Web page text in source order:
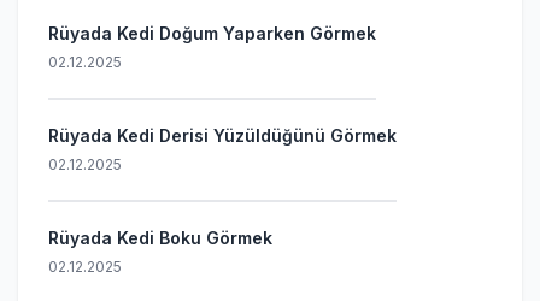
Rüyada Kedi Doğum Yaparken Görmek
02.12.2025
Rüyada Kedi Derisi Yüzüldüğünü Görmek
02.12.2025
Rüyada Kedi Boku Görmek
02.12.2025